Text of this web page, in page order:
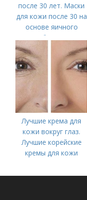
после 30 лет. Маски
для кожи после 30 на
основе яичного
белка
Лучшие крема для
кожи вокруг глаз.
Лучшие корейские
кремы для кожи
году